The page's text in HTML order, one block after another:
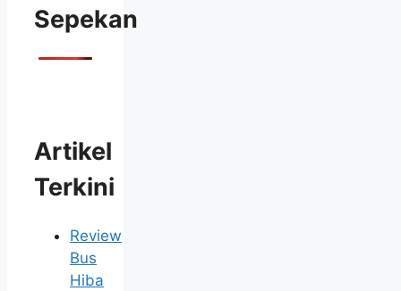
Sepekan
Artikel
Terkini
Review
Bus
Hiba